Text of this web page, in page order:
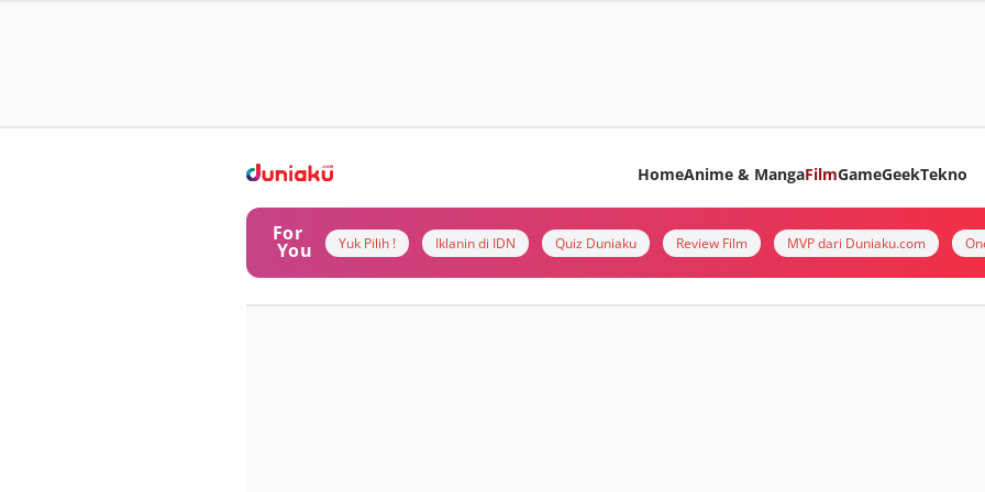
HomeAnime & MangaFilmGameGeekTekno
For
You Yuk Pilih ! Iklanin di IDN Quiz Duniaku Review Film MVP dari Duniaku.com